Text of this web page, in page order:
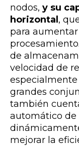
nodos, y su
horizontal ,
para
de
velocidad de
grandes
también
automático de
mejorar la